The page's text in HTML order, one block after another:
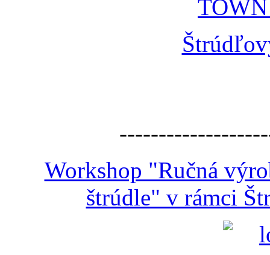
Workshop "Ručná
štrúdle" v rámci